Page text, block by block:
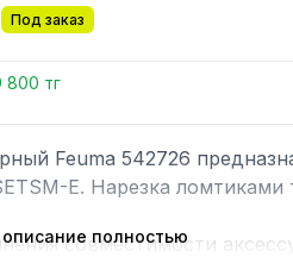
Под заказ
800 тг
Feuma 542726
E. Нарезка
совместимости
описание полностью